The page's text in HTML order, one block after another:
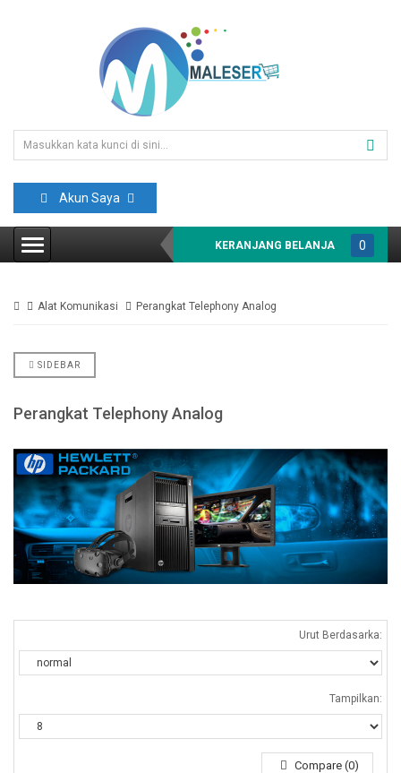
Akun Saya
KERANJANG BELANJA
0
Alat Komunikasi Perangkat Telephony Analog
SIDEBAR
Perangkat Telephony Analog
Urut Berdasarka:
Tampilkan:
Compare (0)